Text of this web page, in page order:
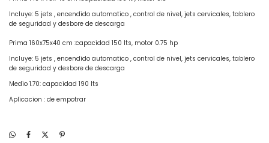
Incluye: 5 jets , encendido automatico , control de nivel, jets cervicales, tablero
de seguridad y desbore de descarga
Prima 160x75x40 cm :capacidad 150 lts, motor 0.75 hp
Incluye: 5 jets , encendido automatico , control de nivel, jets cervicales, tablero
de seguridad y desbore de descarga
Medio 1.70: capacidad 190 lts
Aplicacion : de empotrar